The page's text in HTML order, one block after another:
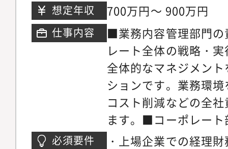
バーにもお任せしな
ロールやマネジメン
ネージャーとしての
す。
の推進。■期待する
に必要な適時・法定
示。・人員増に頼ら
化プロジェクトの推
クの構築とオペレー
与信コストの削減に
は、事業視点での与
て活躍し、新たな事
ドスクエア W7階
想定年収 700万円～ 900万円
仕事内容
■業務内容管理部門の
レート全体の戦略・
全体的なマネジメン
ションです。業務環
コスト削減などの全
ます。■コーポレー
容具体的には以下の
必須要件
・上場企業での経理